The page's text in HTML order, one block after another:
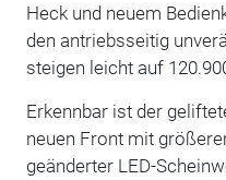
Heck und neuem
den antriebsseitig
steigen leicht auf
Erkennbar ist der
neuen Front mit
geänderter LED-